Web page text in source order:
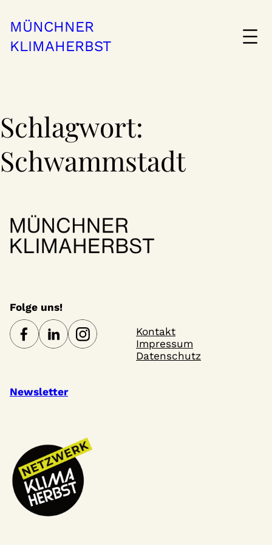
Inhalt
springen
MÜNCHNER
KLIMAHERBST
Schlagwort:
Schwammstadt
Folge uns!
Newsletter
Kontakt
Impressum
Datenschutz